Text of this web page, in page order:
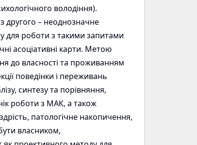
володіння).
другого – неоднозначне
для роботи з такими запитами
асоціативні карти. Метою
до власності та проживанням
поведінки і переживань
синтезу та порівняння,
роботи з МАК, а також
патологічне накопичення,
власником,